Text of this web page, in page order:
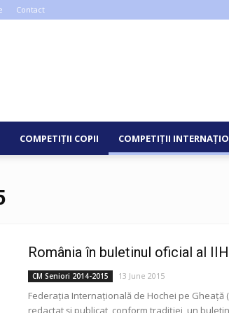
Contact
COMPETIȚII COPII COMPETIȚII
România în buletinul oficial al
CM Seniori 2014-2015 13 June 2015
Federația Internațională de Hochei pe Gheață
redactat și publicat, conform tradiției, un